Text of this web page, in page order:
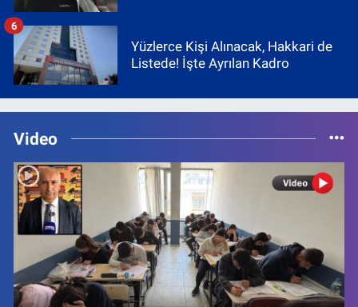
Yüzlerce Kişi Alınacak, Hakkari de
Listede! İşte Ayrılan Kadro
6
Video